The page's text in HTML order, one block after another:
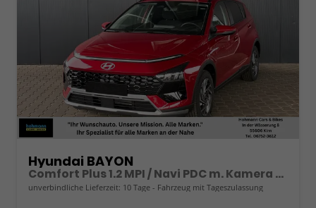
Hyundai BAYON
Comfort Plus 1.2 MPI / Navi PDC m. Kamera Klimaautom./ LED Sitz & Lenkr.Heiz/ Alu16
unverbindliche Lieferzeit: 10 Tage Fahrzeug mit Tageszulassung